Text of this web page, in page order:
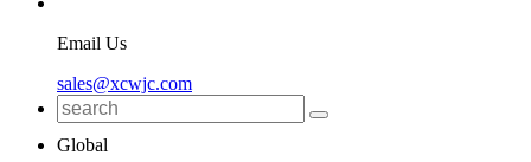
Email Us
sales@xcwjc.com
Global